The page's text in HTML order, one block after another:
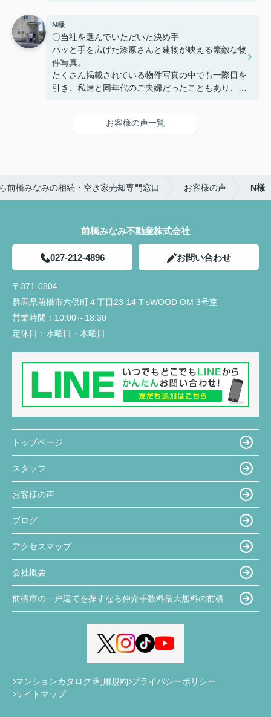
でき、納得してから家を購入できるように客の気持
ちに寄り添う姿勢から信頼できると思い、ここで購
入を決めました。
〇感じたこと、良かった点、もっとこうして欲しか
ったことなど
などを気楽に聞くことや報告ができました。
疑問点に対する返信が遅いことがなく、緊急性のあ
とめたものを何度も更新し作っていただきました。
購入までの流れが想像でき、さまざまな複雑な手続
住宅販売店が関わる疑問点に対しても、みなみ不動
産さんから連絡や確認していただきました。さらに
私達にわかりやすく説明していただき、手間のかか
ることを進んでしていただきありがたかったです。
ていただき、私達では気がつかなった不備の点を見
つけていただき丁寧さと親身になって対応していた
だいていると感じました。
N様
〇当社を選んでいただいた決め手
パッと手を広げた漆原さんと建物が映える素敵な物
件写真。
たくさん掲載されている物件写真の中でも一際目を
引き、私達と同年代のご夫婦だったこともあり、こ
で見学予約したのが始まりでした。真夏の暑い中で
も毎回「自由にゆっくり見てください！」と長い時
〇感じたこと、良かった点、もっとこうして欲しか
ったことなど
大きな買い物になるので気になったことがあるとな
返信は早く、確認しないと分からないこともすぐに
ても良かったと思います。
夫婦共々とても信頼しております★
お客様の声一覧
前橋みなみの相続・空き家売却専門窓口 お客様の声 N様
前橋みなみ不動産株式会社
027-212-4896 お問い合わせ
〒371-0804
群馬県前橋市六供町４丁目23‐14 T'sWOOD OM 3号室
営業時間： 10:00～18:30
定休日： 水曜日・木曜日
トップページ
スタッフ
お客様の声
ブログ
アクセスマップ
会社概要
前橋市の一戸建てを探すなら仲介手数料最大無料の前橋
マンションカタログ 利用規約 プライバシーポリシー
サイトマップ